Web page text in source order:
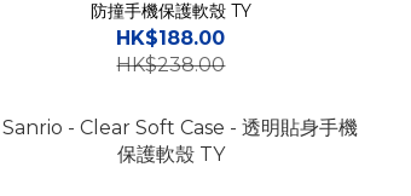
防撞手機保護軟殼 TY
HK$188.00
HK$238.00